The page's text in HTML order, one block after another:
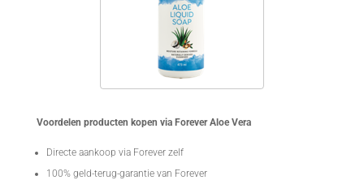
Voordelen producten kopen via Forever Aloe Vera
Directe aankoop via Forever zelf
100% geld-terug-garantie van Forever